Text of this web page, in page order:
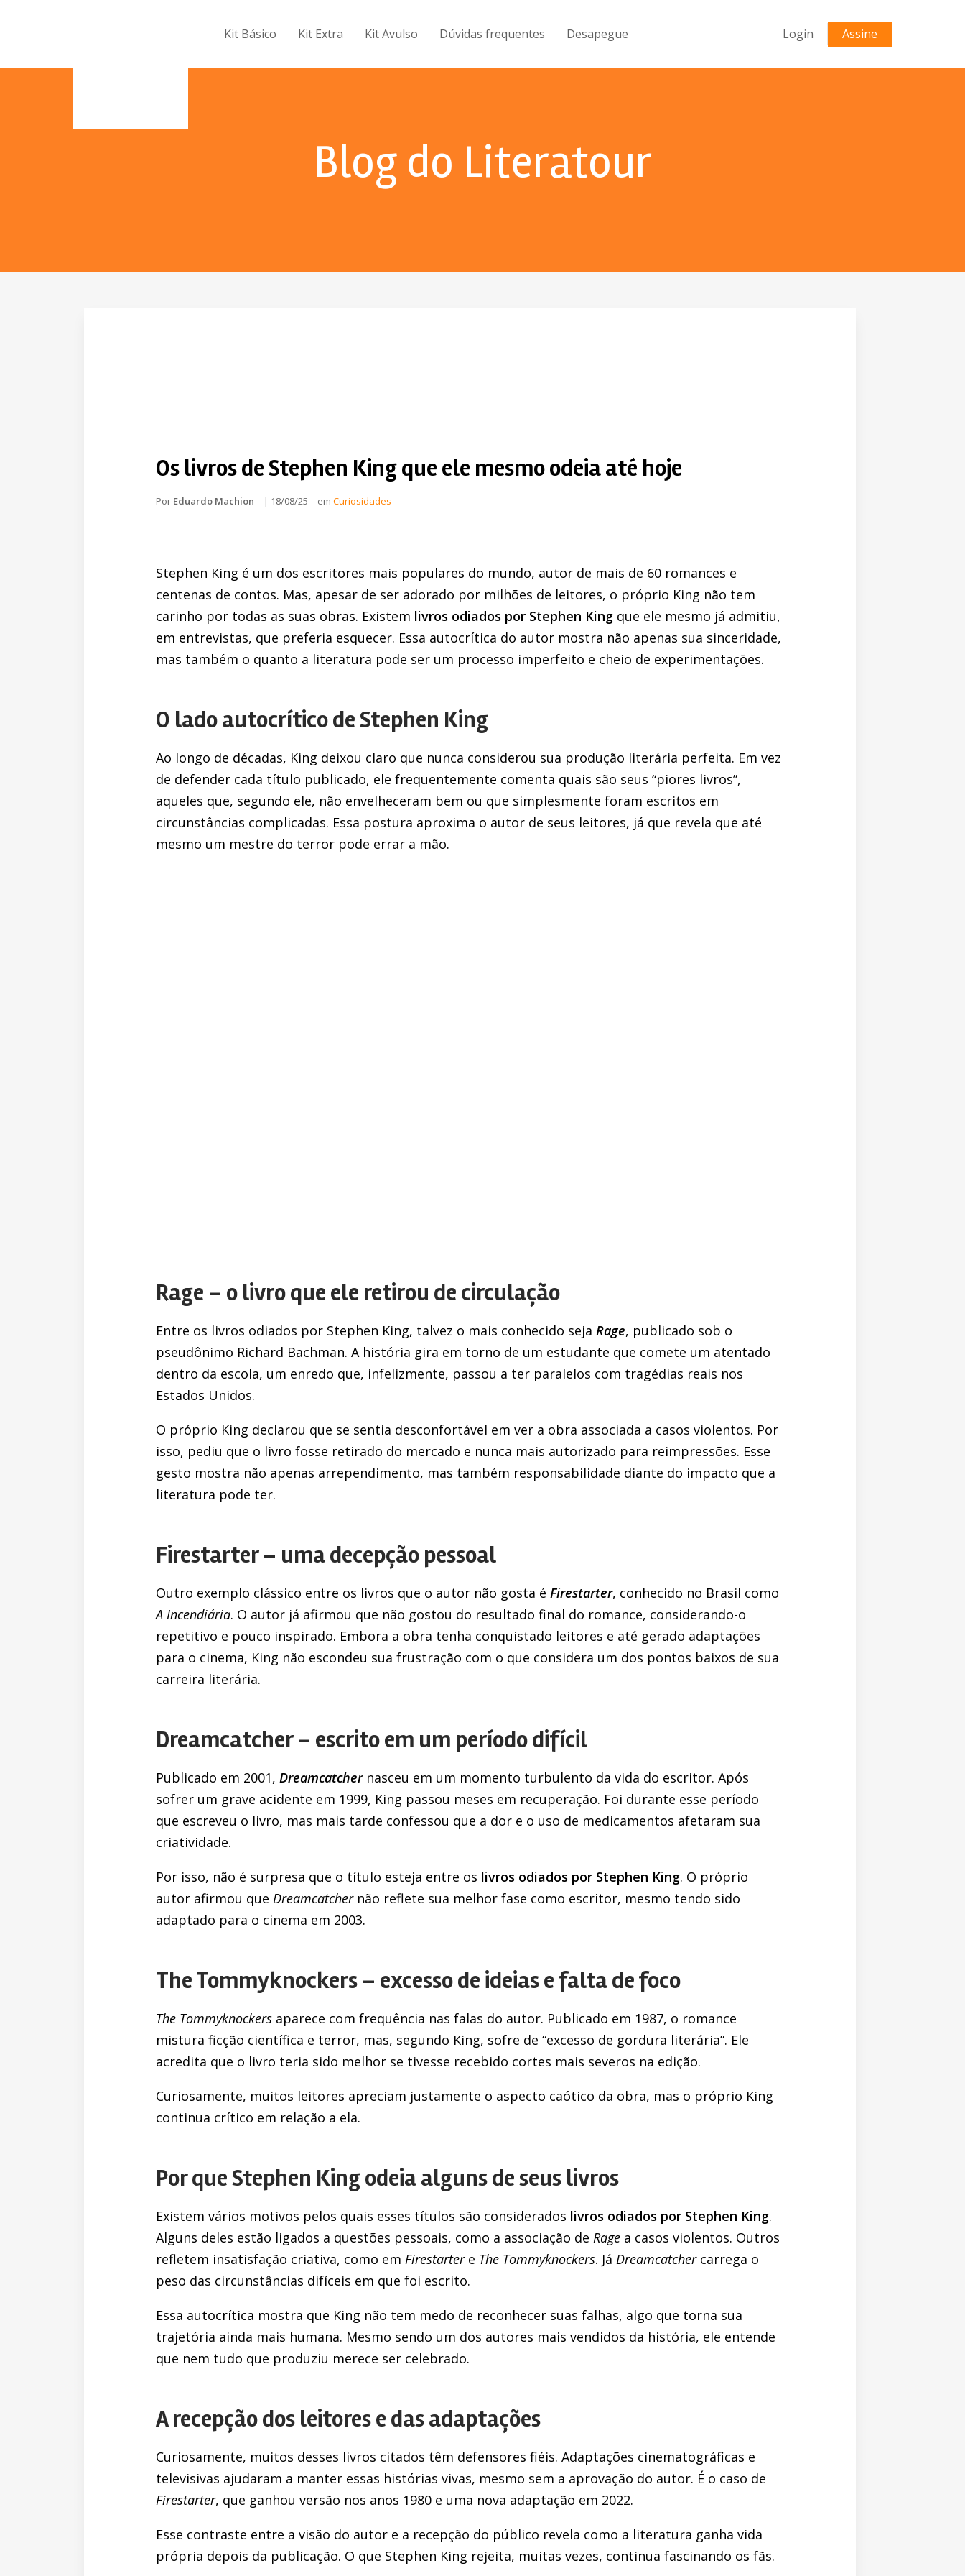
Kit Básico Kit Extra Kit Avulso Dúvidas frequentes Desapegue Login Assine
Blog do Literatour
Os livros de Stephen King que ele mesmo odeia até hoje
Por Eduardo Machion | 18/08/25 em Curiosidades
Stephen King é um dos escritores mais populares do mundo, autor de mais de 60 romances e
centenas de contos. Mas, apesar de ser adorado por milhões de leitores, o próprio King não tem
carinho por todas as suas obras. Existem livros odiados por Stephen King que ele mesmo já admitiu,
em entrevistas, que preferia esquecer. Essa autocrítica do autor mostra não apenas sua sinceridade,
mas também o quanto a literatura pode ser um processo imperfeito e cheio de experimentações.
O lado autocrítico de Stephen King
Ao longo de décadas, King deixou claro que nunca considerou sua produção literária perfeita. Em vez
de defender cada título publicado, ele frequentemente comenta quais são seus “piores livros”,
aqueles que, segundo ele, não envelheceram bem ou que simplesmente foram escritos em
circunstâncias complicadas. Essa postura aproxima o autor de seus leitores, já que revela que até
mesmo um mestre do terror pode errar a mão.
Rage – o livro que ele retirou de circulação
Entre os livros odiados por Stephen King, talvez o mais conhecido seja Rage, publicado sob o
pseudônimo Richard Bachman. A história gira em torno de um estudante que comete um atentado
dentro da escola, um enredo que, infelizmente, passou a ter paralelos com tragédias reais nos
Estados Unidos.
O próprio King declarou que se sentia desconfortável em ver a obra associada a casos violentos. Por
isso, pediu que o livro fosse retirado do mercado e nunca mais autorizado para reimpressões. Esse
gesto mostra não apenas arrependimento, mas também responsabilidade diante do impacto que a
literatura pode ter.
Firestarter – uma decepção pessoal
Outro exemplo clássico entre os livros que o autor não gosta é Firestarter, conhecido no Brasil como
A Incendiária. O autor já afirmou que não gostou do resultado final do romance, considerando-o
repetitivo e pouco inspirado. Embora a obra tenha conquistado leitores e até gerado adaptações
para o cinema, King não escondeu sua frustração com o que considera um dos pontos baixos de sua
carreira literária.
Dreamcatcher – escrito em um período difícil
Publicado em 2001, Dreamcatcher nasceu em um momento turbulento da vida do escritor. Após
sofrer um grave acidente em 1999, King passou meses em recuperação. Foi durante esse período
que escreveu o livro, mas mais tarde confessou que a dor e o uso de medicamentos afetaram sua
criatividade.
Por isso, não é surpresa que o título esteja entre os livros odiados por Stephen King. O próprio
autor afirmou que Dreamcatchernão reflete sua melhor fase como escritor, mesmo tendo sido
adaptado para o cinema em 2003.
The Tommyknockers – excesso de ideias e falta de foco
The Tommyknockers aparece com frequência nas falas do autor. Publicado em 1987, o romance
mistura ficção científica e terror, mas, segundo King, sofre de “excesso de gordura literária”. Ele
acredita que o livro teria sido melhor se tivesse recebido cortes mais severos na edição.
Curiosamente, muitos leitores apreciam justamente o aspecto caótico da obra, mas o próprio King
continua crítico em relação a ela.
Por que Stephen King odeia alguns de seus livros
Existem vários motivos pelos quais esses títulos são considerados livros odiados por Stephen King.
Alguns deles estão ligados a questões pessoais, como a associação de Rage a casos violentos. Outros
refletem insatisfação criativa, como em Firestartere The Tommyknockers. Já Dreamcatchercarrega o
peso das circunstâncias difíceis em que foi escrito.
Essa autocrítica mostra que King não tem medo de reconhecer suas falhas, algo que torna sua
trajetória ainda mais humana. Mesmo sendo um dos autores mais vendidos da história, ele entende
que nem tudo que produziu merece ser celebrado.
A recepção dos leitores e das adaptações
Curiosamente, muitos desses livros citados têm defensores fiéis. Adaptações cinematográficas e
televisivas ajudaram a manter essas histórias vivas, mesmo sem a aprovação do autor. É o caso de
Firestarter, que ganhou versão nos anos 1980 e uma nova adaptação em 2022.
Esse contraste entre a visão do autor e a recepção do público revela como a literatura ganha vida
própria depois da publicação. O que Stephen King rejeita, muitas vezes, continua fascinando os fãs.